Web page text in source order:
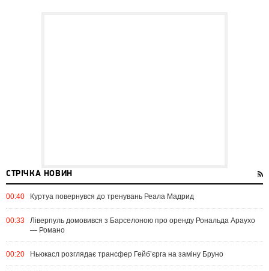
СТРІЧКА НОВИН
00:40 Куртуа повернувся до тренувань Реала Мадрид
00:33
Ліверпуль домовився з Барселоною про оренду Рональда Араухо
— Романо
00:20 Ньюкасл розглядає трансфер Гейб’єрга на заміну Бруно